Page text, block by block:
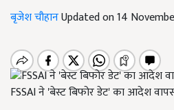
बृजेश चौहानUpdated on 14
FSSAI ने 'बेस्ट बिफोर डेट' का आदेश